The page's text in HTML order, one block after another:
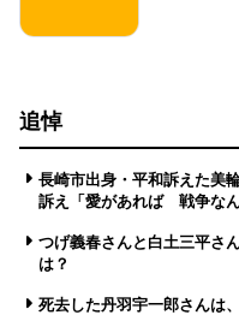
追悼
長崎市出身・平和訴えた美
訴え「愛があれば 戦争なん
つげ義春さんと白土三平さ
は？
死去した丹羽宇一郎さんは